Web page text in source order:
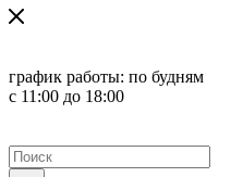
график работы: по будням
с 11:00 до 18:00